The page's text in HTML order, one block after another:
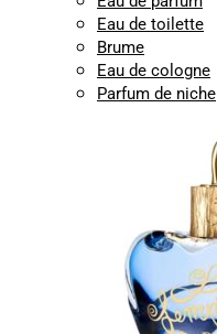
Eau de toilette
Brume
Eau de cologne
Parfum de niche